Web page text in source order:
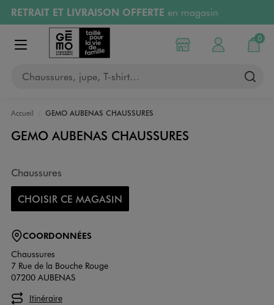
Aller au contenu principal
Aller à la navigation
RETRAIT ET LIVRAISON OFFERTE en magasin
Retours OFFERTSpendant 30 jours
PAYEZ EN 3x SANS FRAIS
RÉSERVATION GRATUITE
Afficher le menu
Chaussures, jupe, T-shirt…
Choisir mon magasin
Mon compte
0
Mon
Accueil GEMO AUBENAS CHAUSSURES
GEMO AUBENAS CHAUSSURES
Chaussures
CHOISIR CE MAGASIN
COORDONNÉES
Chaussures
7 Rue de la Bouche Rouge
07200 AUBENAS
Itinéraire